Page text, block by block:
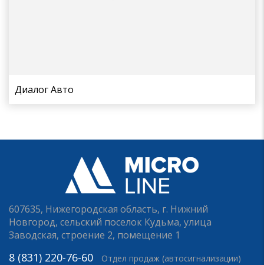
Диалог Авто
607635, Нижегородская область, г. Нижний
Новгород, сельский поселок Кудьма, улица
Заводская, строение 2, помещение 1
8 (831) 220-76-60 Отдел продаж (автосигнализации)